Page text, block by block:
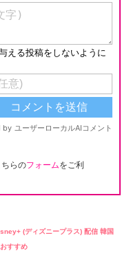
らのフォームをご利
(ディズニープラス) 配信 韓国
すすめ